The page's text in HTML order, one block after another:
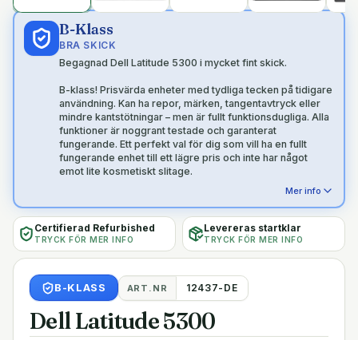
B-Klass
BRA SKICK
Begagnad Dell Latitude 5300 i mycket fint skick.
B-klass! Prisvärda enheter med tydliga tecken på tidigare
användning. Kan ha repor, märken, tangentavtryck eller
mindre kantstötningar – men är fullt funktionsdugliga. Alla
funktioner är noggrant testade och garanterat
fungerande. Ett perfekt val för dig som vill ha en fullt
fungerande enhet till ett lägre pris och inte har något
emot lite kosmetiskt slitage.
Mer info
Certifierad Refurbished
TRYCK FÖR MER INFO
Levereras startklar
TRYCK FÖR MER INFO
B-KLASS ART.NR 12437-DE
Dell Latitude 5300